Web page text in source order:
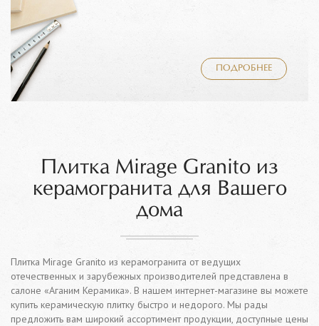
ПОДРОБНЕЕ
Плитка Mirage Granito из
керамогранита для Вашего
дома
Плитка Mirage Granito из керамогранита от ведущих
отечественных и зарубежных производителей представлена в
салоне «Аганим Керамика». В нашем интернет-магазине вы можете
купить керамическую плитку быстро и недорого. Мы рады
предложить вам широкий ассортимент продукции, доступные цены